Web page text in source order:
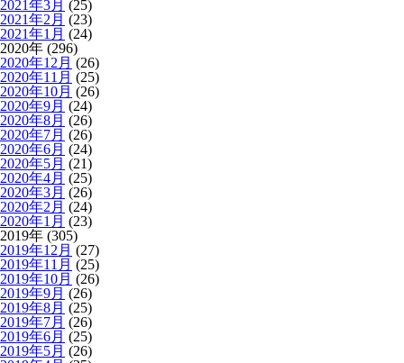
2021年3月 (25)
2021年2月 (23)
2021年1月 (24)
2020年 (296)
2020年12月 (26)
2020年11月 (25)
2020年10月 (26)
2020年9月 (24)
2020年8月 (26)
2020年7月 (26)
2020年6月 (24)
2020年5月 (21)
2020年4月 (25)
2020年3月 (26)
2020年2月 (24)
2020年1月 (23)
2019年 (305)
2019年12月 (27)
2019年11月 (25)
2019年10月 (26)
2019年9月 (26)
2019年8月 (25)
2019年7月 (26)
2019年6月 (25)
2019年5月 (26)